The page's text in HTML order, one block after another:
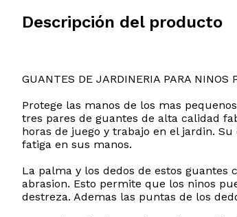
Descripción del producto
GUANTES DE JARDINERIA PARA NINOS
Protege las manos de los mas
tres pares de guantes de alta calidad
horas de juego y trabajo en el jardin.
fatiga en sus manos.
La palma y los dedos de estos
abrasion. Esto permite que los ninos
destreza. Ademas las puntas de los